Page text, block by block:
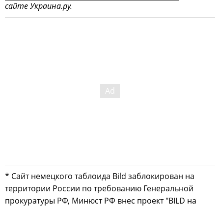
сайте Украина.ру.
* Сайт немецкого таблоида Bild заблокирован на
территории России по требованию Генеральной
прокуратуры РФ, Минюст РФ внес проект "BILD на